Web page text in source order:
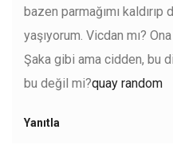
bazen parmağımı
yaşıyorum. Vicdan mı?
Şaka gibi ama cidden, bu
bu değil mi?quay random
Yanıtla